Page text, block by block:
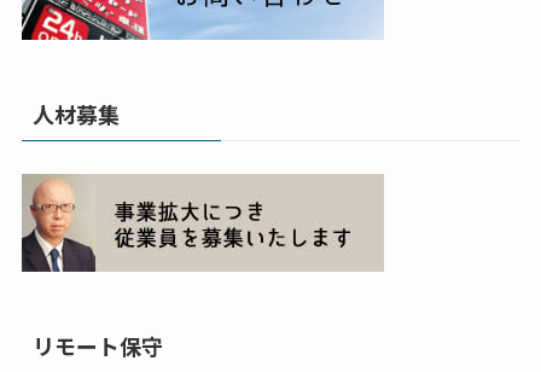
人材募集
リモート保守